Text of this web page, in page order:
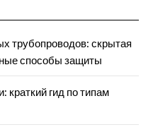
трубопроводов: скрытая
способы защиты
краткий гид по типам